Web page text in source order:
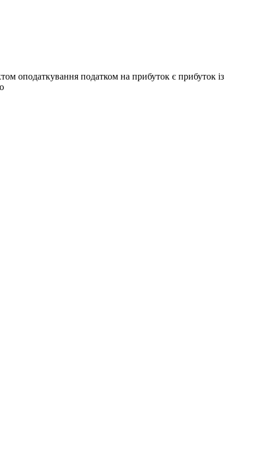
оподаткування податком на прибуток є прибуток із